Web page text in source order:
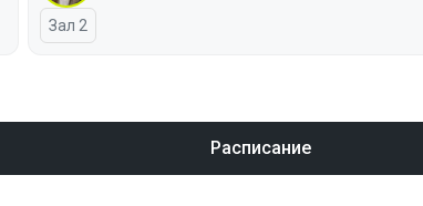
Зал 2
Расписание